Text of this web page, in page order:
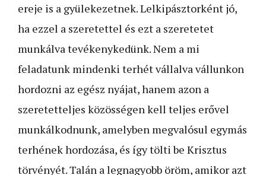
ereje is a gyülekezetnek. Lelki­pász­torként jó,
ha ezzel a szeretettel és ezt a szeretetet
munkálva tevékenykedünk. Nem a mi
feladatunk mindenki terhét vállalva vállunkon
hordozni az egész nyájat, hanem azon a
szeretetteljes közösségen kell teljes erővel
munkálkodnunk, amelyben megvalósul egymás
terhének hordozása, és így tölti be Krisztus
törvényét. Talán a legnagyobb öröm, amikor azt